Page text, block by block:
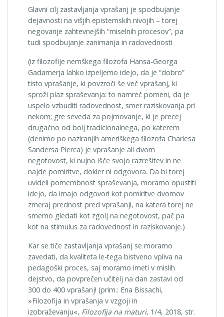
Glavni cilj zastavljanja vprašanj je spodbujanje
dejavnosti na višjih epistemskih nivojih – torej
negovanje zahtevnejših “miselnih procesov”, pa
tudi spodbujanje zanimanja in radovednosti
(iz filozofije nemškega filozofa Hansa-Georga
Gadamerja lahko izpeljemo idejo, da je “dobro”
tisto vprašanje, ki povzroči še več vprašanj, ki
sproži plaz spraševanja: to namreč pomeni, da je
uspelo vzbuditi radovednost, smer raziskovanja pri
nekom; gre seveda za pojmovanje, ki je precej
drugačno od bolj tradicionalnega, po katerem
(denimo po naziranjih ameriškega filozofa Charlesa
Sandersa Pierca) je vprašanje ali dvom
negotovost, ki nujno išče svojo razrešitev in ne
najde pomiritve, dokler ni odgovora. Da bi torej
uvideli pomembnost spraševanja, moramo opustiti
idejo, da imajo odgovori kot pomiritve dvomov
zmeraj prednost pred vprašanji, na katera torej ne
smemo gledati kot zgolj na negotovost, pač pa
kot na stimulus za radovednost in raziskovanje.)
Kar se tiče zastavljanja vprašanj se moramo
zavedati, da kvaliteta le-tega bistveno vpliva na
pedagoški proces, saj moramo imeti v mislih
dejstvo, da povprečen učitelj na dan zastavi od
300 do 400 vprašanj! (prim.: Ena Bissachi,
»Filozofija in vprašanja v vzgoji in
izobraževanju«, Filozofija na maturi, 1/4, 2018, str.